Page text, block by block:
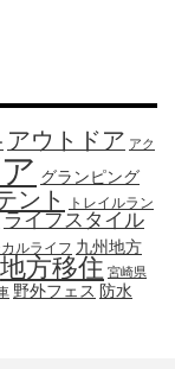
アウトドア アク
グランピング
ント
トレイルラン
ライフスタイル
ルライフ 九州地方
地方移住 宮崎県
野外フェス 防水